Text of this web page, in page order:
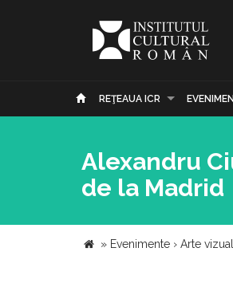
REŢEAUA ICR
Alexandru
de la Madrid
» Evenimente › Arte